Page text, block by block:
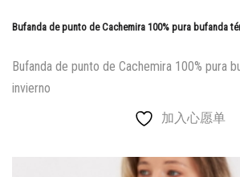
Bufanda de punto de Cachemira 100% pura bufanda
Bufanda de punto de Cachemira 100% pura
invierno
加入心愿单